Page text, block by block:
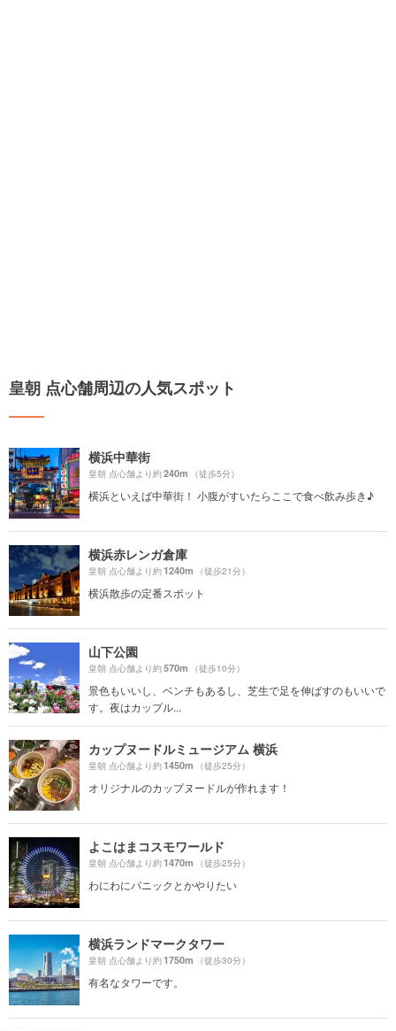
皇朝 点心舗周辺の人気スポット
横浜中華街
皇朝 点心舗より約240m （徒歩5分）
横浜といえば中華街！ 小腹がすいたらここで食べ飲み歩き♪
横浜赤レンガ倉庫
皇朝 点心舗より約1240m （徒歩21分）
横浜散歩の定番スポット
山下公園
皇朝 点心舗より約570m （徒歩10分）
景色もいいし、ベンチもあるし、芝生で足を伸ばすのもいいで
す。夜はカップル...
カップヌードルミュージアム 横浜
皇朝 点心舗より約1450m （徒歩25分）
オリジナルのカップヌードルが作れます！
よこはまコスモワールド
皇朝 点心舗より約1470m （徒歩25分）
わにわにパニックとかやりたい
横浜ランドマークタワー
皇朝 点心舗より約1750m （徒歩30分）
有名なタワーです。